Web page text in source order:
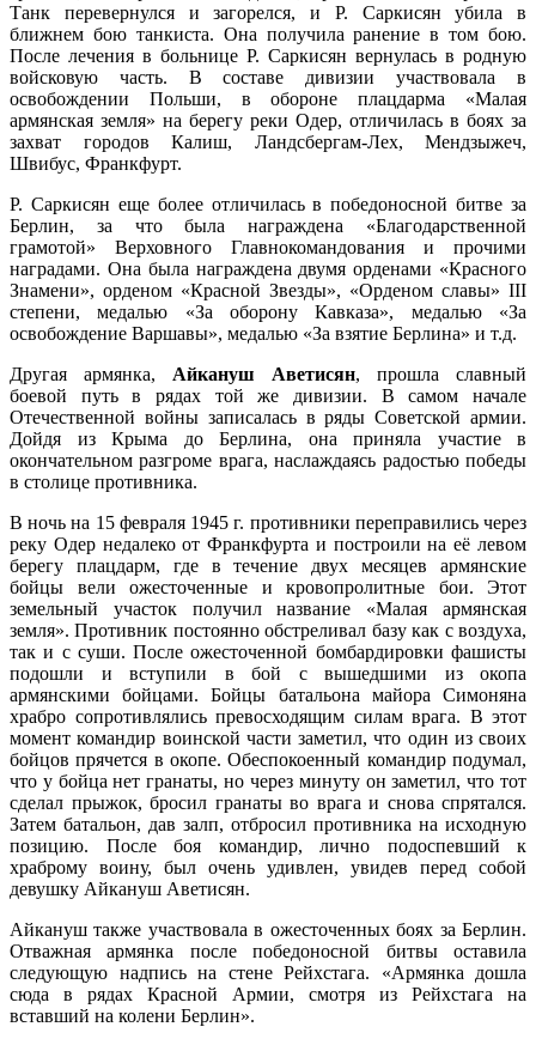
Танк перевернулся и загорелся, и Р. Саркисян убила в
ближнем бою танкиста. Она получила ранение в том бою.
После лечения в больнице Р. Саркисян вернулась в родную
войсковую часть. В составе дивизии участвовала в
освобождении Польши, в обороне плацдарма «Малая
армянская земля» на берегу реки Одер, отличилась в боях за
захват городов Калиш, Ландсбергам-Лех, Мендзыжеч,
Швибус, Франкфурт.
Р. Саркисян еще более отличилась в победоносной битве за
Берлин, за что была награждена «Благодарственной
грамотой» Верховного Главнокомандования и прочими
наградами. Она была награждена двумя орденами «Красного
Знамени», орденом «Красной Звезды», «Орденом славы» III
степени, медалью «За оборону Кавказа», медалью «За
освобождение Варшавы», медалью «За взятие Берлина» и т.д.
Другая армянка, Айкануш Аветисян, прошла славный
боевой путь в рядах той же дивизии. В самом начале
Отечественной войны записалась в ряды Советской армии.
Дойдя из Крыма до Берлина, она приняла участие в
окончательном разгроме врага, наслаждаясь радостью победы
в столице противника.
В ночь на 15 февраля 1945 г. противники переправились через
реку Одер недалеко от Франкфурта и построили на её левом
берегу плацдарм, где в течение двух месяцев армянские
бойцы вели ожесточенные и кровопролитные бои. Этот
земельный участок получил название «Малая армянская
земля». Противник постоянно обстреливал базу как с воздуха,
так и с суши. После ожесточенной бомбардировки фашисты
подошли и вступили в бой с вышедшими из окопа
армянскими бойцами. Бойцы батальона майора Симоняна
храбро сопротивлялись превосходящим силам врага. В этот
момент командир воинской части заметил, что один из своих
бойцов прячется в окопе. Обеспокоенный командир подумал,
что у бойца нет гранаты, но через минуту он заметил, что тот
сделал прыжок, бросил гранаты во врага и снова спрятался.
Затем батальон, дав залп, отбросил противника на исходную
позицию. После боя командир, лично подоспевший к
храброму воину, был очень удивлен, увидев перед собой
девушку Айкануш Аветисян.
Айкануш также участвовала в ожесточенных боях за Берлин.
Отважная армянка после победоносной битвы оставила
следующую надпись на стене Рейхстага. «Армянка дошла
сюда в рядах Красной Армии, смотря из Рейхстага на
вставший на колени Берлин».